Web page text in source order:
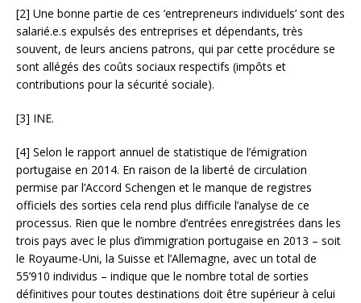
[2] Une bonne partie de ces ‘entrepreneurs individuels’ sont des
salarié.e.s expulsés des entreprises et dépendants, très
souvent, de leurs anciens patrons, qui par cette procédure se
sont allégés des coûts sociaux respectifs (impôts et
contributions pour la sécurité sociale).
[3] INE.
[4] Selon le rapport annuel de statistique de l’émigration
portugaise en 2014. En raison de la liberté de circulation
permise par l’Accord Schengen et le manque de registres
officiels des sorties cela rend plus difficile l’analyse de ce
processus. Rien que le nombre d’entrées enregistrées dans les
trois pays avec le plus d’immigration portugaise en 2013 – soit
le Royaume-Uni, la Suisse et l’Allemagne, avec un total de
55’910 individus – indique que le nombre total de sorties
définitives pour toutes destinations doit être supérieur à celui